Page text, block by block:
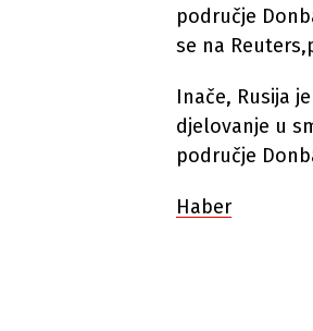
područje
se na
Inače, Rusija
djelovanje u
područje
Haber